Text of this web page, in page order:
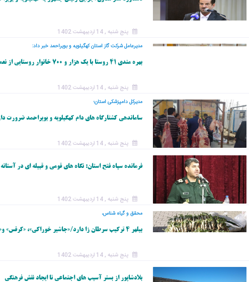
پنج شنبه , 14 اردیبهشت 1402
مدیرعامل شرکت گاز استان کهگیلویه و بویراحمد خبر داد:
بهره ‌مندی 41 روستا با یک هزار و 700 خانوار روستایی از نعمت گاز طبیعی در سال 1401
پنج شنبه , 14 اردیبهشت 1402
مدیرکل دامپزشکی استان؛
ساماندهی کشتارگاه های دام کهگیلویه و بویراحمد ضرورت
پنج شنبه , 14 اردیبهشت 1402
فرمانده سپاه فتح استان: نگاه های قومی و قبیله ای در
پنج شنبه , 14 اردیبهشت 1402
محقق و گیاه شناس،
بیلهر ۴ ترکیب سرطان زا دارد/«جاشیر خوراکی»، «کرفس» و«زرین گیاه» منقرض شده اند.
پنج شنبه , 14 اردیبهشت 1402
بلادشاپور از بستر آسیب های اجتماعی تا ایجاد نقش فرهنگی